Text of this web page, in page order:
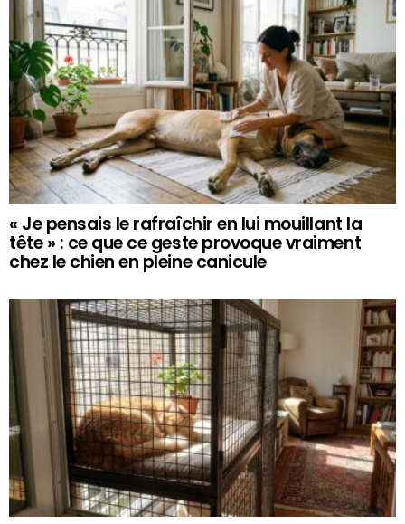
« Je pensais le rafraîchir en lui mouillant la
tête » : ce que ce geste provoque vraiment
chez le chien en pleine canicule